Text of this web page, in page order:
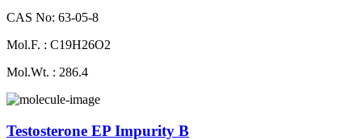
CAS No: 63-05-8
Mol.F. : C19H26O2
Mol.Wt. : 286.4
Testosterone EP Impurity B